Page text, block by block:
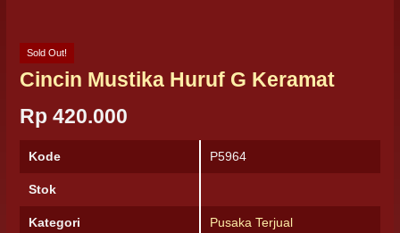
Sold Out!
Cincin Mustika Huruf G Keramat
Rp 420.000
Kode P5964
Stok
Kategori Pusaka Terjual